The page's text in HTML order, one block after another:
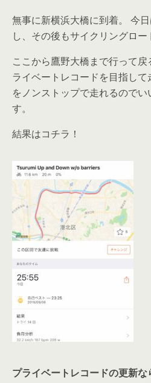
無事に新横浜大橋に到着。 今
し、その後もサイクリングロー
ここから鷹野大橋まで行って
ライベートレコードを目指し
をノンストップで走れるので
す。
結果はコチラ！
プライベートレコードの更新な